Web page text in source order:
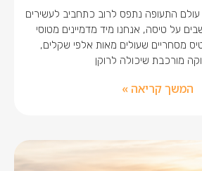
עולם התעופה נתפס לרוב כתחביב לעשירים
על טיסה, אנחנו מיד מדמיינים מטוסי
טיס מסחריים שעולים מאות אלפי שקלים,
מורכבת שיכולה לרוקן
המשך קריאה »